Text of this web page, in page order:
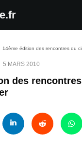
14ème édition des rencontres du
5 MARS 2010
des